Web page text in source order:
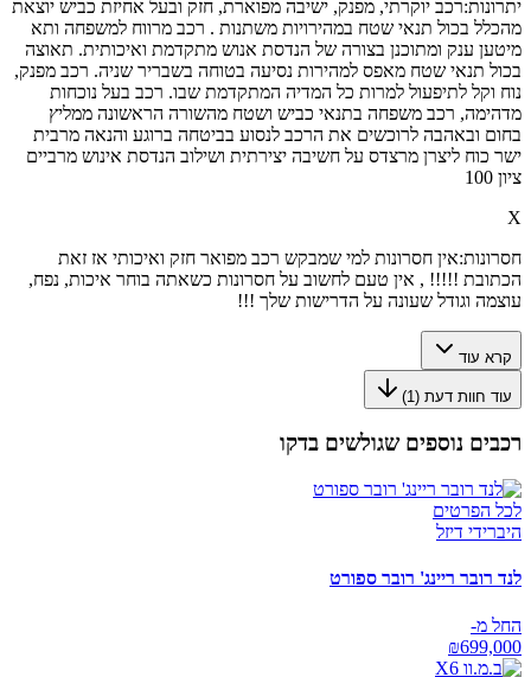
יתרונות:רכב יוקרתי, מפנק, ישיבה מפוארת, חזק ובעל אחיזת כביש יוצאת
מהכלל בכול תנאי שטח במהירויות משתנות . רכב מרווח למשפחה ותא
מיטען ענק ומתוכנן בצורה של הנדסת אנוש מתקדמת ואיכותית. תאוצה
בכול תנאי שטח מאפס למהירות נסיעה בטוחה בשבריר שניה. רכב מפנק,
נוח וקל לתיפעול למרות כל המדיה המתקדמת שבו. רכב בעל נוכחות
מדהימה, רכב משפחה בתנאי כביש ושטח מהשורה הראשונה ממליץ
בחום ובאהבה לרוכשים את הרכב לנסוע בביטחה ברוגע והנאה מרבית
ישר כוח ליצרן מרצדס על חשיבה יצירתית ושילוב הנדסת אינוש מרביים
ציון 100
X
חסרונות:אין חסרונות למי שמבקש רכב מפואר חזק ואיכותי אז זאת
הכתובת !!!!! , אין טעם לחשוב על חסרונות כשאתה בוחר איכות, נפח,
עוצמה וגודל שעונה על הדרישות שלך !!!
קרא עוד
עוד חוות דעת (1
)
רכבים נוספים שגולשים בדקו
לכל הפרטים
היברידי דיזל
לנד רובר ריינג' רובר ספורט
החל מ-
₪699,000